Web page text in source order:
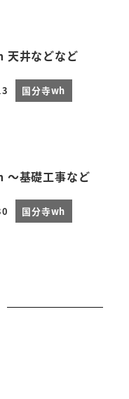
天井などなど
国分寺wh
～基礎工事など
国分寺wh